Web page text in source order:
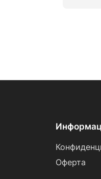
Оферта